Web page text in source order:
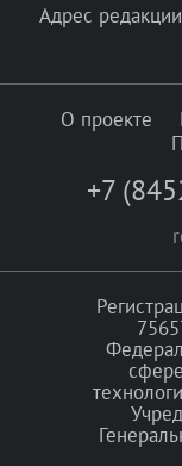
Адрес
О проекте
+7